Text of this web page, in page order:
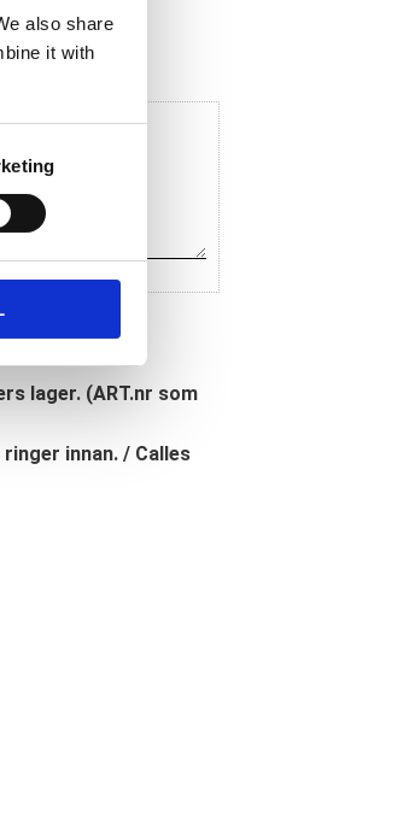
also share
it with
lager. (ART.nr som
innan. / Calles